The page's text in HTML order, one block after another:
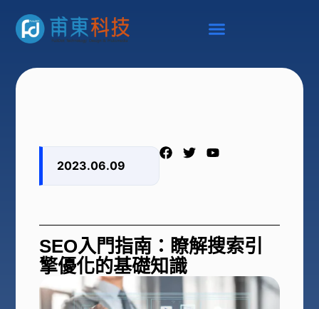
2023.06.09
SEO入門指南：瞭解搜索引
擎優化的基礎知識